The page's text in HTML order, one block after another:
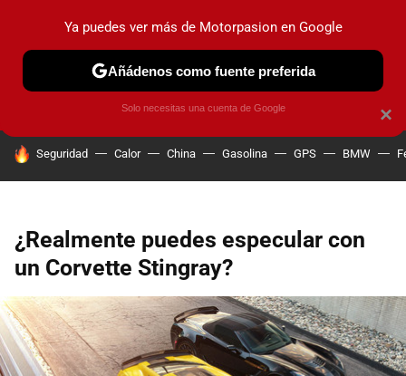
PRUEBAS COCHES ELÉCTRICOS OBSERVATORIO
HOY SE HABLA DE
Seguridad Calor China Gasolina GPS BMW
¿Realmente puedes especular con
un Corvette Stingray?
×
Ya puedes ver más de Motorpasion en Google
Añádenos como fuente preferida
Solo necesitas una cuenta de Google